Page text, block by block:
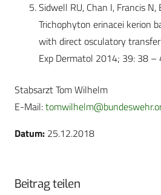
Sidwell RU, Chan I, Francis N,
Trichophyton erinacei kerion
with direct osculatory
Exp Dermatol 2014; 39: 38 –
Stabsarzt Tom Wilhelm
E-Mail:
Datum: 25.12.2018
Beitrag teilen